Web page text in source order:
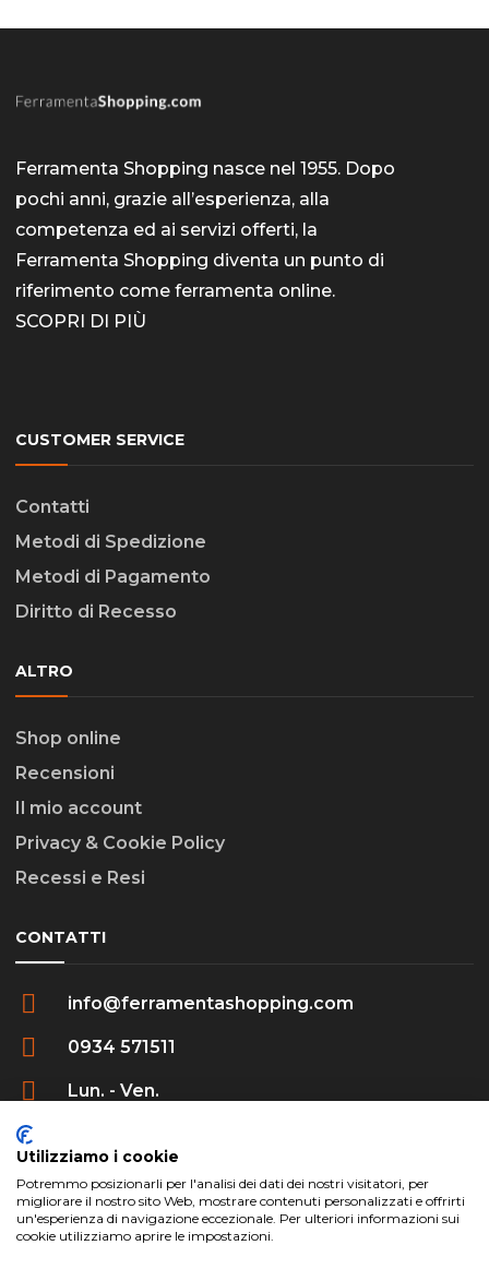
Ferramenta Shopping nasce nel 1955. Dopo
pochi anni, grazie all’esperienza, alla
competenza ed ai servizi offerti, la
Ferramenta Shopping diventa un punto di
riferimento come ferramenta online.
SCOPRI DI PIÙ
CUSTOMER SERVICE
Contatti
Metodi di Spedizione
Metodi di Pagamento
Diritto di Recesso
ALTRO
Shop online
Recensioni
Il mio account
Privacy & Cookie Policy
Recessi e Resi
CONTATTI
info@ferramentashopping.com
0934 571511
Lun. - Ven.
Utilizziamo i cookie
Potremmo posizionarli per l'analisi dei dati dei nostri visitatori, per
migliorare il nostro sito Web, mostrare contenuti personalizzati e offrirti
un'esperienza di navigazione eccezionale. Per ulteriori informazioni sui
cookie utilizziamo aprire le impostazioni.